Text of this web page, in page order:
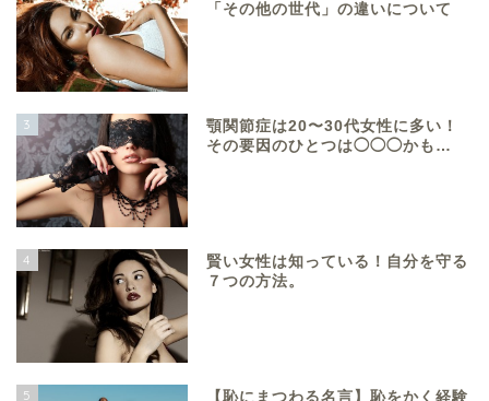
「その他の世代」の違いについて
3
顎関節症は20〜30代女性に多い！
その要因のひとつは◯◯◯かも…
4
賢い女性は知っている！自分を守る
７つの方法。
5 【恥にまつわる名言】恥をかく経験